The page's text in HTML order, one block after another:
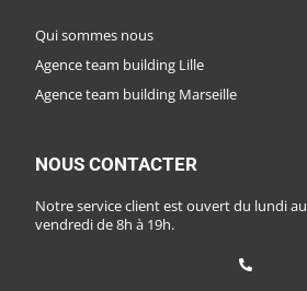
Qui sommes nous
Agence team building Lille
Agence team building Marseille
NOUS CONTACTER
Notre service client est ouvert du lundi au
vendredi de 8h à 19h.